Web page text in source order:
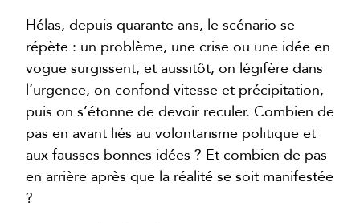
Hélas, depuis quarante ans, le scénario se
répète : un problème, une crise ou une idée en
vogue surgissent, et aussitôt, on légifère dans
l’urgence, on confond vitesse et précipitation,
puis on s’étonne de devoir reculer. Combien de
pas en avant liés au volontarisme politique et
aux fausses bonnes idées ? Et combien de pas
en arrière après que la réalité se soit manifestée
?